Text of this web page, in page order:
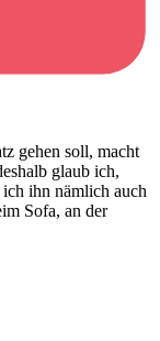
gehen soll, macht
glaub ich,
ihn nämlich auch
Sofa, an der